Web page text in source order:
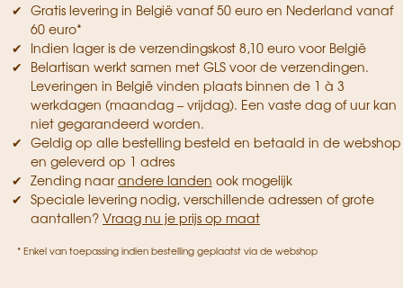
Gratis levering in België vanaf 50 euro en Nederland vanaf
60 euro*
Indien lager is de verzendingskost 8,10 euro voor België
Belartisan werkt samen met GLS voor de verzendingen.
Leveringen in België vinden plaats binnen de 1 à 3
werkdagen (maandag – vrijdag). Een vaste dag of uur kan
niet gegarandeerd worden.
Geldig op alle bestelling besteld en betaald in de webshop
en geleverd op 1 adres
Zending naar andere landen ook mogelijk
Speciale levering nodig, verschillende adressen of grote
aantallen? Vraag nu je prijs op maat
* Enkel van toepassing indien bestelling geplaatst via de webshop